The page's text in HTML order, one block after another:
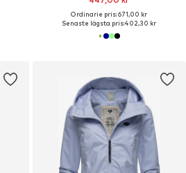
Ordinarie pris: 671,00 kr
Senaste lägsta pris:402,30 kr